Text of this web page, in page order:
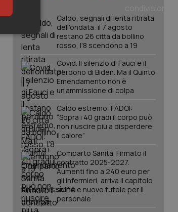
Caldo, segnali di lenta ritirata
dell'ondata: il 7 agosto
restano 26 città da bollino
rosso, l'8 scendono a 19
Covid. Il silenzio di Fauci e il
perdono di Biden. Ma il Quinto
Emendamento non è
un’ammissione di colpa
Caldo estremo, FADOI:
“Sopra i 40 gradi il corpo può
non riuscire più a disperdere
il calore”
Comparto Sanità. Firmato il
contratto 2025-2027.
Aumenti fino a 240 euro per
gli infermieri, arriva il capitolo
sull'IA e nuove tutele per il
personale